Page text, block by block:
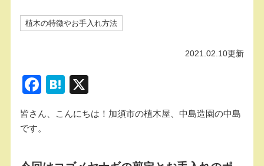
植木の特徴やお手入れ方法
2021.02.10更新
F
c
b
H
e
a
皆さん、こんにちは！加須市の植木屋、中島造園の中島
です。